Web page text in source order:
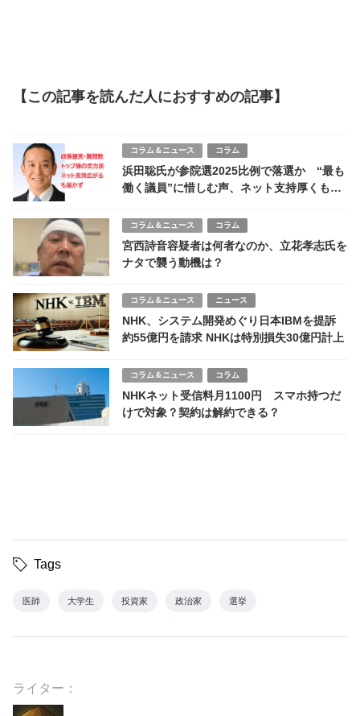
【この記事を読んだ人におすすめの記事】
コラム＆ニュース コラム
浜田聡氏が参院選2025比例で落選か “最も
働く議員”に惜しむ声、ネット支持厚くも及
コラム＆ニュース コラム
宮西詩音容疑者は何者なのか、立花孝志氏を
ナタで襲う動機は？
コラム＆ニュース ニュース
NHK、システム開発めぐり日本IBMを提訴
約55億円を請求 NHKは特別損失30億円計上
コラム＆ニュース コラム
NHKネット受信料月1100円 スマホ持つだ
けで対象？契約は解約できる？
Tags
医師 大学生 投資家 政治家 選挙
ライター：